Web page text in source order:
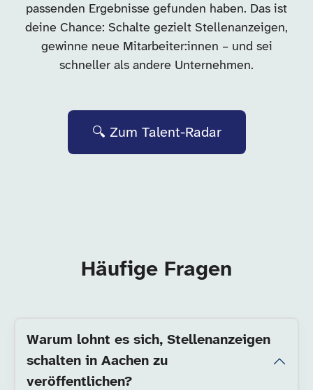
passenden Ergebnisse gefunden haben. Das ist
deine Chance: Schalte gezielt Stellenanzeigen,
gewinne neue Mitarbeiter:innen – und sei
schneller als andere Unternehmen.
🔍 Zum Talent-Radar
Häufige Fragen
Warum lohnt es sich, Stellenanzeigen
schalten in Aachen zu
veröffentlichen?